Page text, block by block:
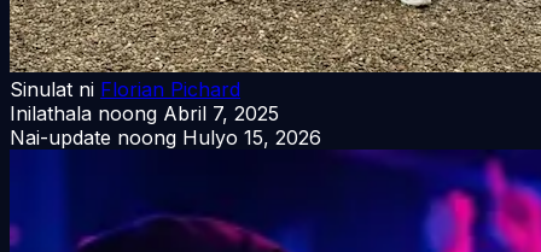
Sinulat ni Florian Pichard
Inilathala noong Abril 7, 2025
Nai-update noong Hulyo 15, 2026